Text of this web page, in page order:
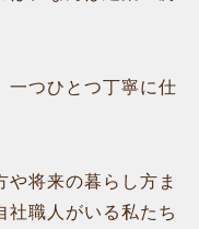
一つひとつ丁寧に仕
や将来の暮らし方ま
社職人がいる私たち